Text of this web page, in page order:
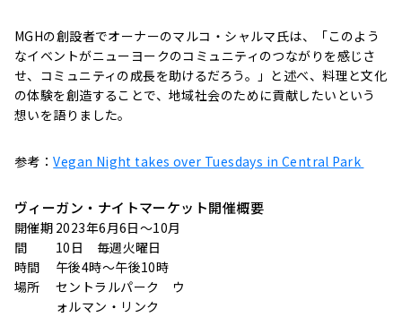
MGHの創設者でオーナーのマルコ・シャルマ氏は、「このよう
なイベントがニューヨークのコミュニティのつながりを感じさ
せ、コミュニティの成長を助けるだろう。」と述べ、料理と文化
の体験を創造することで、地域社会のために貢献したいという
想いを語りました。
参考：Vegan Night takes over Tuesdays in Central Park
ヴィーガン・ナイトマーケット開催概要
開催期
間
2023年6月6日〜10月
10日 毎週火曜日
時間
午後4時〜午後10時
場所
セントラルパーク ウ
ォルマン・リンク